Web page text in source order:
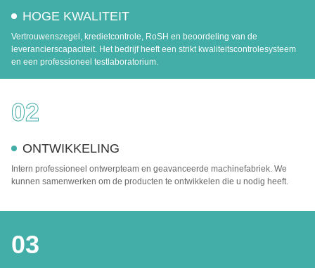
HOGE KWALITEIT
Vertrouwenszegel, kredietcontrole, RoSH en beoordeling van de
leverancierscapaciteit. Het bedrijf heeft een strikt kwaliteitscontrolesysteem
en een professioneel testlaboratorium.
02
ONTWIKKELING
Intern professioneel ontwerpteam en geavanceerde machinefabriek. We
kunnen samenwerken om de producten te ontwikkelen die u nodig heeft.
03